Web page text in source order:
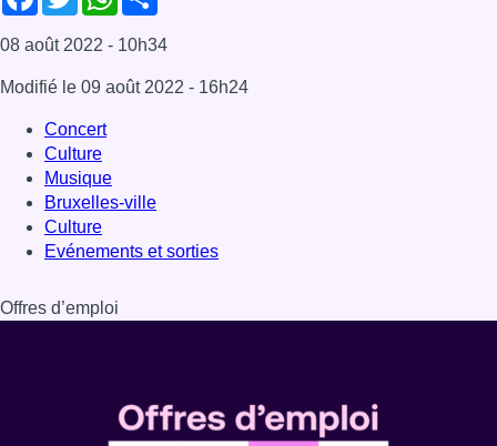
08 août 2022 - 10h34
Modifié le 09 août 2022 - 16h24
Concert
Culture
Musique
Bruxelles-ville
Culture
Evénements et sorties
Offres d’emploi